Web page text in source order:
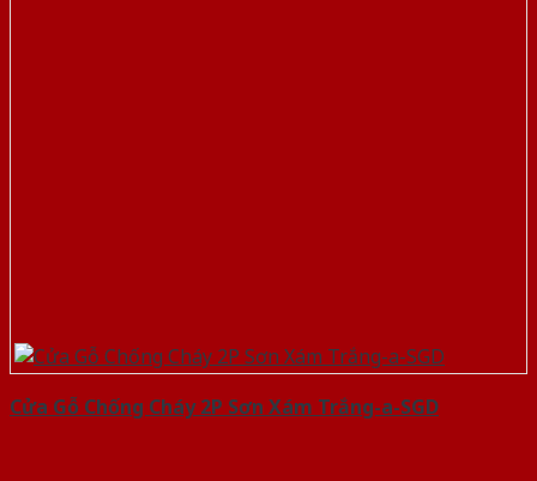
Cửa Gỗ Chống Cháy 2P Sơn Xám Trắng-a-SGD